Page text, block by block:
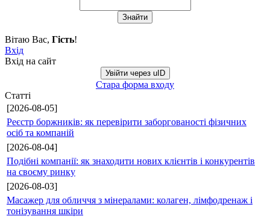
Вітаю Вас, Гість!
Вхід
Вхід на сайт
Увійти через uID
Стара форма входу
Статті
[2026-08-05]
Реєстр боржників: як перевірити заборгованості фізичних
осіб та компаній
[2026-08-04]
Подібні компанії: як знаходити нових клієнтів і конкурентів
на своєму ринку
[2026-08-03]
Масажер для обличчя з мінералами: колаген, лімфодренаж і
тонізування шкіри